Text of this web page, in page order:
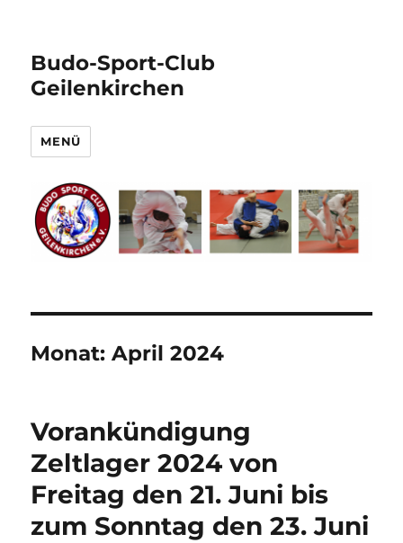
Budo-Sport-Club
Geilenkirchen
MENÜ
Monat:April 2024
Vorankündigung
Zeltlager 2024 von
Freitag den 21. Juni bis
zum Sonntag den 23. Juni